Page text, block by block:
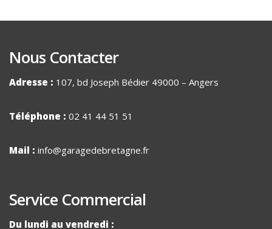
Nous Contacter
Adresse : 107, bd Joseph Bédier 49000 – Angers
Téléphone : 02 41 44 51 51
Mail : info@garagedebretagne.fr
Service Commercial
Du lundi au vendredi :